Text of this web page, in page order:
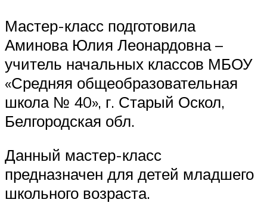
Мастер-класс подготовила
Аминова Юлия Леонардовна –
учитель начальных классов МБОУ
«Средняя общеобразовательная
школа № 40», г. Старый Оскол,
Белгородская обл.
Данный мастер-класс
предназначен для детей младшего
школьного возраста.